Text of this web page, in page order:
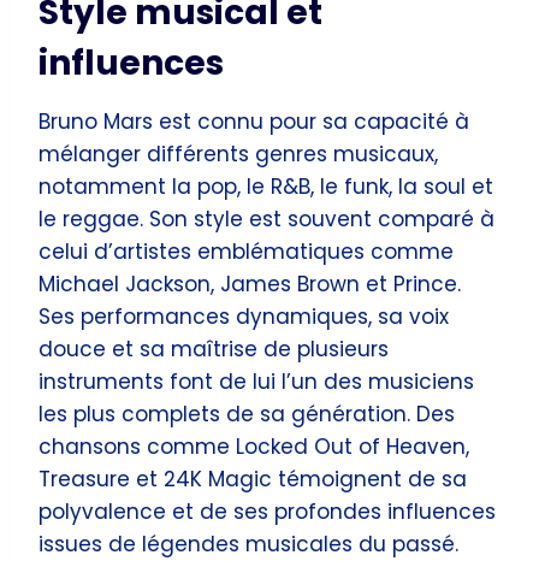
Style musical et
influences
Bruno Mars est connu pour sa capacité à
mélanger différents genres musicaux,
notamment la pop, le R&B, le funk, la soul et
le reggae. Son style est souvent comparé à
celui d’artistes emblématiques comme
Michael Jackson, James Brown et Prince.
Ses performances dynamiques, sa voix
douce et sa maîtrise de plusieurs
instruments font de lui l’un des musiciens
les plus complets de sa génération. Des
chansons comme Locked Out of Heaven,
Treasure et 24K Magic témoignent de sa
polyvalence et de ses profondes influences
issues de légendes musicales du passé.